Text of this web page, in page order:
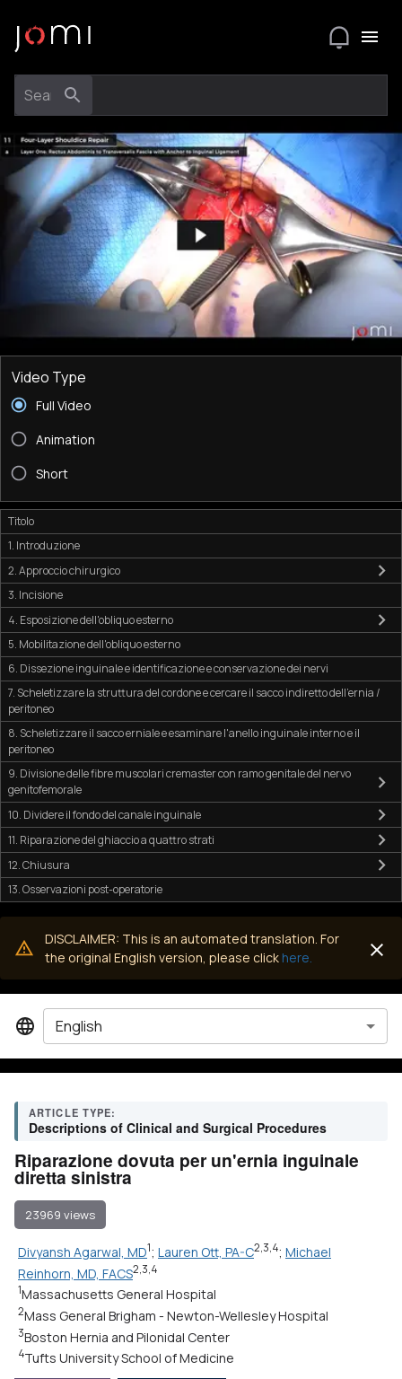
Video Type
Full Video
Animation
Short
Titolo
1. Introduzione
2. Approccio chirurgico
3. Incisione
4. Esposizione dell'obliquo esterno
5. Mobilitazione dell'obliquo esterno
6. Dissezione inguinale e identificazione e conservazione dei nervi
7. Scheletizzare la struttura del cordone e cercare il sacco indiretto dell'ernia /
peritoneo
8. Scheletizzare il sacco erniale e esaminare l'anello inguinale interno e il
peritoneo
9. Divisione delle fibre muscolari cremaster con ramo genitale del nervo
genitofemorale
10. Dividere il fondo del canale inguinale
11. Riparazione del ghiaccio a quattro strati
12. Chiusura
13. Osservazioni post-operatorie
DISCLAIMER: This is an automated translation. For
the original English version, please click here.
ARTICLE TYPE:
Descriptions of Clinical and Surgical Procedures
Riparazione dovuta per un'ernia inguinale
diretta sinistra
23969 views
Divyansh Agarwal, MD1; Lauren Ott, PA-C2,3,4; Michael
Reinhorn, MD, FACS2,3,4
1Massachusetts General Hospital
2Mass General Brigham - Newton-Wellesley Hospital
3Boston Hernia and Pilonidal Center
4Tufts University School of Medicine
English